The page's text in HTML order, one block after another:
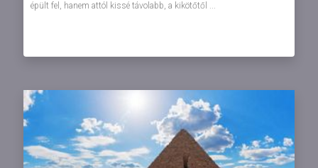
épült fel, hanem attól kissé távolabb, a kikötőtől ...